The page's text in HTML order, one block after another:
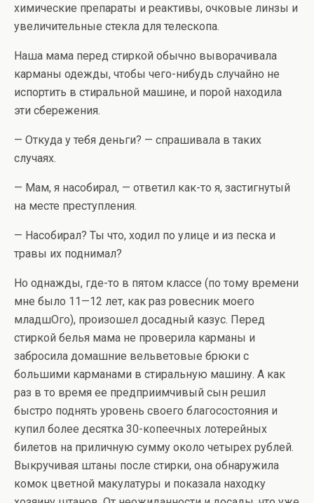
химические препараты и реактивы, очковые линзы и
увеличительные стекла для телескопа.
Наша мама перед стиркой обычно выворачивала
карманы одежды, чтобы чего-нибудь случайно не
испортить в стиральной машине, и порой находила
эти сбережения.
— Откуда у тебя деньги? — спрашивала в таких
случаях.
— Мам, я насобирал, — ответил как-то я, застигнутый
на месте преступления.
— Насобирал? Ты что, ходил по улице и из песка и
травы их поднимал?
Но однажды, где-то в пятом классе (по тому времени
мне было 11—12 лет, как раз ровесник моего
младшОго), произошел досадный казус. Перед
стиркой белья мама не проверила карманы и
забросила домашние вельветовые брюки с
большими карманами в стиральную машину. А как
раз в то время ее предприимчивый сын решил
быстро поднять уровень своего благосостояния и
купил более десятка 30-копеечных лотерейных
билетов на приличную сумму около четырех рублей.
Выкручивая штаны после стирки, она обнаружила
комок цветной макулатуры и показала находку